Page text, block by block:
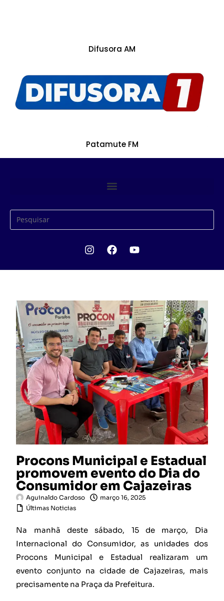
Difusora AM
Patamute FM
Procons Municipal e Estadual
promovem evento do Dia do
Consumidor em Cajazeiras
Aguinaldo Cardoso
março 16, 2025
Últimas Noticias
Na manhã deste sábado, 15 de março, Dia
Internacional do Consumidor, as unidades dos
Procons Municipal e Estadual realizaram um
evento conjunto na cidade de Cajazeiras, mais
precisamente na Praça da Prefeitura.